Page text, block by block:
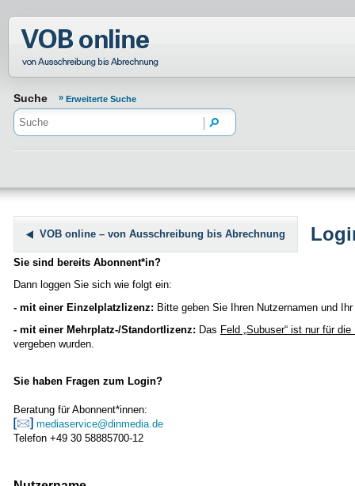
Normenportal Barrierefreiheit
Suche Erweiterte Suche
VOB online – von Ausschreibung bis Abrechnung
Sie sind bereits Abonnent*in?
Dann loggen Sie sich wie folgt ein:
- mit einer Einzelplatzlizenz: Bitte geben Sie Ihren Nutzernamen und
- mit einer Mehrplatz-/Standortlizenz: Das Feld „Subuser“ ist nur für die
vergeben wurden.
Sie haben Fragen zum Login?
Beratung für Abonnent*innen:
mediaservice@dinmedia.de
Telefon +49 30 58885700-12